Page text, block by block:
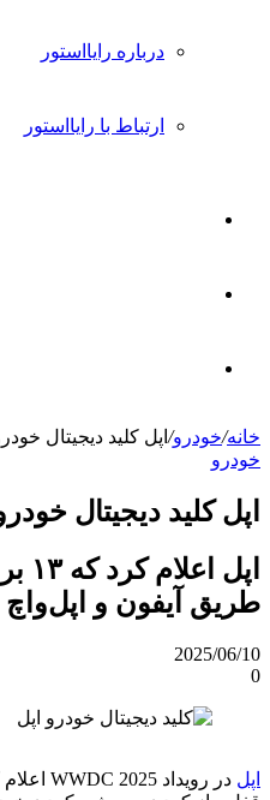
درباره رایااستور
ارتباط با رایااستور
برای خانه/خودرو/ اپل کلید دیجیتال خودرو را برای ۱۳
خودرو
اپل کلید دیجیتال خودرو را برای ۱۳
طریق آیفون و
2025/06/10
0
اپل